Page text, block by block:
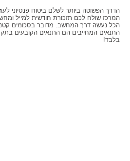
הדרך הפשוטה ביותר לשלם ביטוח פנסיוני
המרכז שולח לכם תזכורת חודשית למייל
הכל נעשה דרך המחשב. מדובר בסכומים
התנאים המחייבים הם התנאים הקובעים
בלבד!